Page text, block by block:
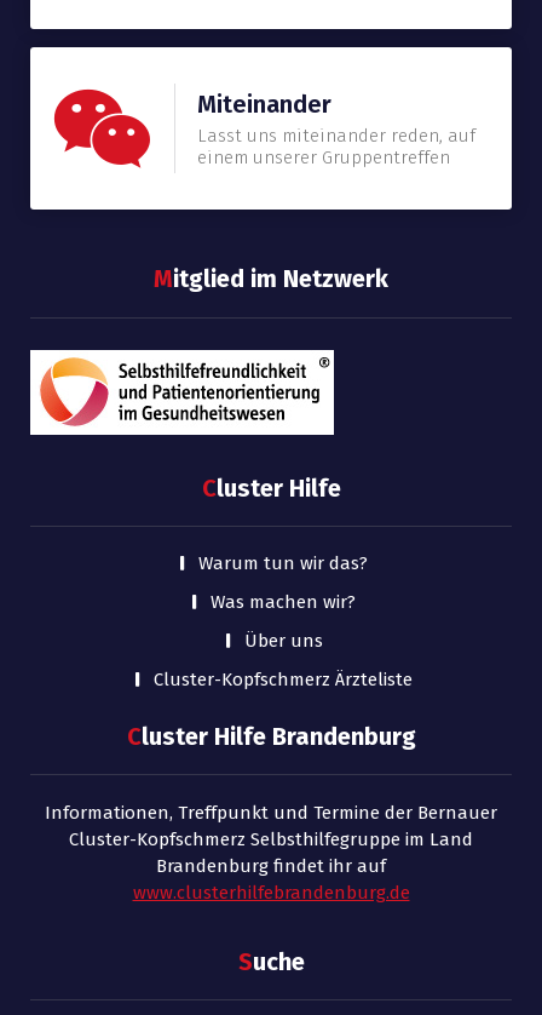
Miteinander
Lasst uns miteinander reden, auf
einem unserer Gruppentreffen
Mitglied im Netzwerk
Cluster Hilfe
Warum tun wir das?
Was machen wir?
Über uns
Cluster-Kopfschmerz Ärzteliste
Cluster Hilfe Brandenburg
Informationen, Treffpunkt und Termine der Bernauer
Cluster-Kopfschmerz Selbsthilfegruppe im Land
Brandenburg findet ihr auf
www.clusterhilfebrandenburg.de
Suche